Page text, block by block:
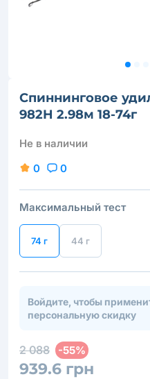
Спиннинговое
982H 2.98м 18-74г
Не в наличии
0 0
Максимальный тест
74 г 44 г
Войдите, чтобы
персональную скидку
2 088 -55%
939.6 грн